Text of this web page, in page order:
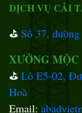
DỊCH VỤ CẢI
⛳️ Số 37,
XƯỞNG MỘC
⛳️ Lô E5-02,
Hoà
Email: